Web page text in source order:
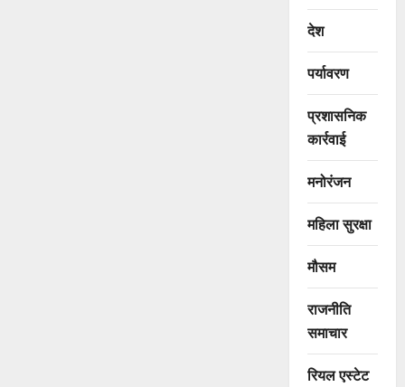
देश
पर्यावरण
प्रशासनिक
कार्रवाई
मनोरंजन
महिला सुरक्षा
मौसम
राजनीति
समाचार
रियल एस्टेट